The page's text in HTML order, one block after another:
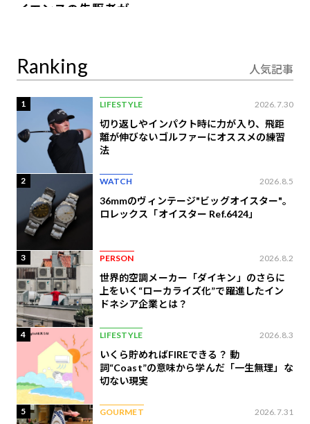
イエンスの先駆者が語
Ranking 人気記事
1 LIFESTYLE 2026.7.30
切り返しやインパクト時に力が入り、飛距
離が伸びないゴルファーにオススメの練習
法
2 WATCH 2026.8.5
36mmのヴィンテージ"ビッグオイスター"。
ロレックス「オイスター Ref.6424」
3 PERSON 2026.8.2
世界的空調メーカー「ダイキン」のさらに
上をいく“ローカライズ化”で躍進したイン
ドネシア企業とは？
4 LIFESTYLE 2026.8.3
いくら貯めればFIREできる？ 動
詞“Coast”の意味から学んだ「一生無理」な
切ない現実
5 GOURMET 2026.7.31